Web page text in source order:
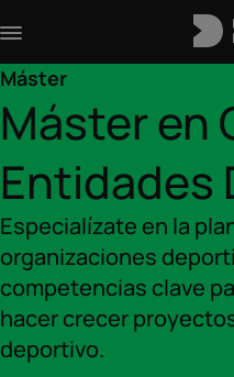
Máster
Máster en
Entidades
Especialízate en la
organizaciones
competencias clave
hacer crecer
deportivo.